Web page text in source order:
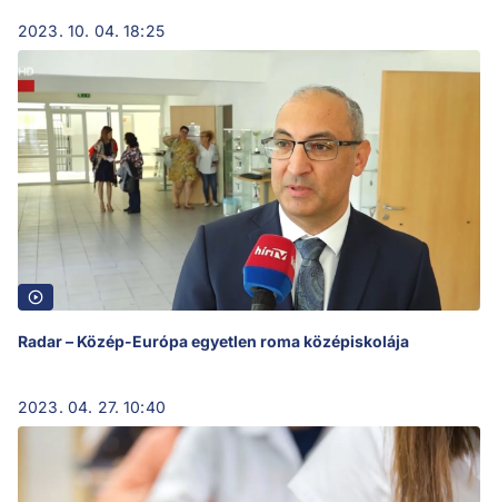
2023. 10. 04. 18:25
Radar – Közép-Európa egyetlen roma középiskolája
2023. 04. 27. 10:40